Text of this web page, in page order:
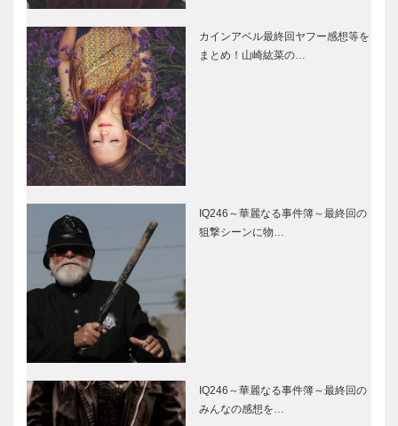
カインアベル最終回ヤフー感想等を
まとめ！山崎紘菜の…
IQ246～華麗なる事件簿～最終回の
狙撃シーンに物…
IQ246～華麗なる事件簿～最終回の
みんなの感想を…